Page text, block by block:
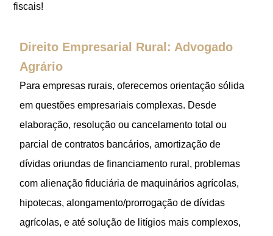
fiscais!
Direito Empresarial Rural: Advogado
Agrário
Para empresas rurais, oferecemos orientação sólida
em questões empresariais complexas. Desde
elaboração, resolução ou cancelamento total ou
parcial de contratos bancários, amortização de
dívidas oriundas de financiamento rural, problemas
com alienação fiduciária de maquinários agrícolas,
hipotecas, alongamento/prorrogação de dívidas
agrícolas, e até solução de litígios mais complexos,